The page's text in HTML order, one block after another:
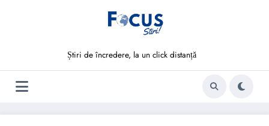
Știri de încredere, la un click distanță